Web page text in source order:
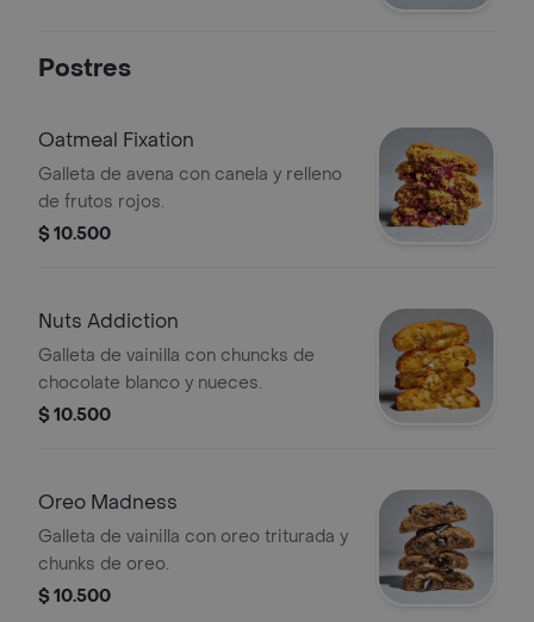
Postres
Oatmeal Fixation
Galleta de avena con canela y relleno
de frutos rojos.
$ 10.500
Nuts Addiction
Galleta de vainilla con chuncks de
chocolate blanco y nueces.
$ 10.500
Oreo Madness
Galleta de vainilla con oreo triturada y
chunks de oreo.
$ 10.500